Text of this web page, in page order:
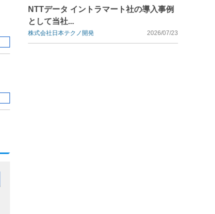
NTTデータ イントラマート社の導入事例
として当社...
株式会社日本テクノ開発 2026/07/23